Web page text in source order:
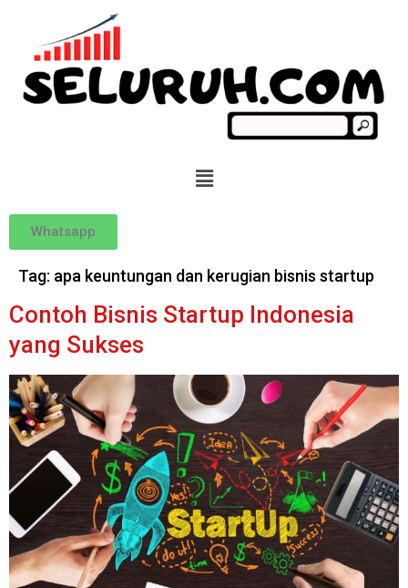
Whatsapp
Tag: apa keuntungan dan kerugian bisnis startup
Contoh Bisnis Startup Indonesia
yang Sukses